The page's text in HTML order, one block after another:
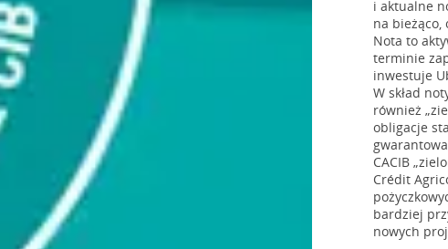
i aktualne
na
Nota to
terminie
inwestuje
W skład
również
obligacje
CACIB
Crédit
bardziej
nowych